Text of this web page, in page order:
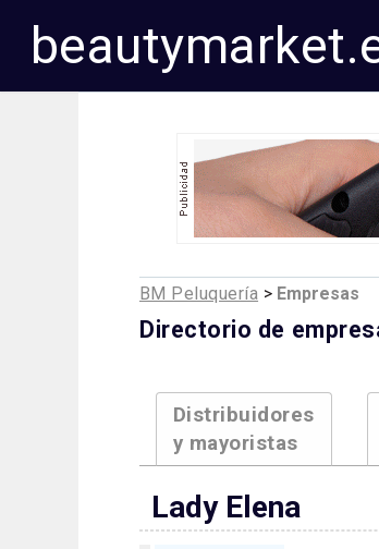
BM Peluquería > Empresas
Directorio de
Distribuidores
y mayoristas
Lady Elena